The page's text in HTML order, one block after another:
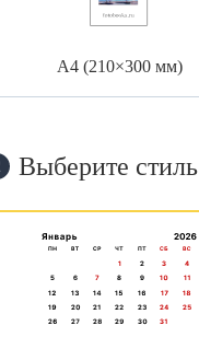
А4 (210×300 мм)
Выберите стиль